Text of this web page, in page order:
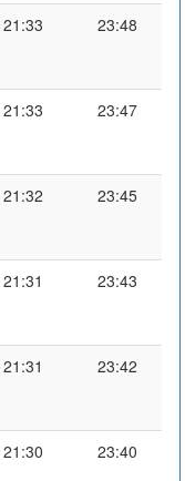
21:33 23:48
21:33 23:47
21:32 23:45
21:31 23:43
21:31 23:42
21:30 23:40